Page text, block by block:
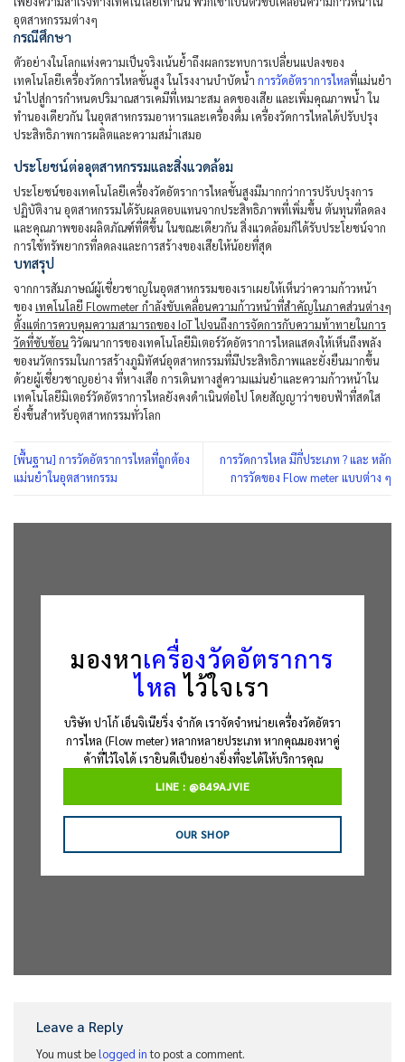
อุตสาหกรรมต่างๆ
กรณีศึกษา
ตัวอย่างในโลกแห่งความเป็นจริงเน้นย้ำถึงผลกระทบการเปลี่ยนแปลงของ
เทคโนโลยีเครื่องวัดการไหลขั้นสูง ในโรงงานบำบัดน้ำ การวัดอัตราการไหลที่แม่นยำ
นำไปสู่การกำหนดปริมาณสารเคมีที่เหมาะสม ลดของเสีย และเพิ่มคุณภาพน้ำ ใน
ทำนองเดียวกัน ในอุตสาหกรรมอาหารและเครื่องดื่ม เครื่องวัดการไหลได้ปรับปรุง
ประสิทธิภาพการผลิตและความสม่ำเสมอ
ประโยชน์ต่ออุตสาหกรรมและสิ่งแวดล้อม
ประโยชน์ของเทคโนโลยีเครื่องวัดอัตราการไหลขั้นสูงมีมากกว่าการปรับปรุงการ
ปฏิบัติงาน อุตสาหกรรมได้รับผลตอบแทนจากประสิทธิภาพที่เพิ่มขึ้น ต้นทุนที่ลดลง
และคุณภาพของผลิตภัณฑ์ที่ดีขึ้น ในขณะเดียวกัน สิ่งแวดล้อมก็ได้รับประโยชน์จาก
การใช้ทรัพยากรที่ลดลงและการสร้างของเสียให้น้อยที่สุด
บทสรุป
จากการสัมภาษณ์ผู้เชี่ยวชาญในอุตสาหกรรมของเราเผยให้เห็นว่าความก้าวหน้า
ของ เทคโนโลยี Flowmeter กำลังขับเคลื่อนความก้าวหน้าที่สำคัญในภาคส่วนต่างๆ
ตั้งแต่การควบคุมความสามารถของ IoT ไปจนถึงการจัดการกับความท้าทายในการ
วัดที่ซับซ้อนวิวัฒนาการของเทคโนโลยีมิเตอร์วัดอัตราการไหลแสดงให้เห็นถึงพลัง
ของนวัตกรรมในการสร้างภูมิทัศน์อุตสาหกรรมที่มีประสิทธิภาพและยั่งยืนมากขึ้น
ด้วยผู้เชี่ยวชาญอย่าง ที่หางเสือ การเดินทางสู่ความแม่นยำและความก้าวหน้าใน
เทคโนโลยีมิเตอร์วัดอัตราการไหลยังคงดำเนินต่อไป โดยสัญญาว่าขอบฟ้าที่สดใส
ยิ่งขึ้นสำหรับอุตสาหกรรมทั่วโลก
[พื้นฐาน] การวัดอัตราการไหลที่ถูกต้อง
แม่นยำในอุตสาหกรรม
การวัดการไหล มีกี่ประเภท ? และ หลัก
การวัดของ Flow meter แบบต่าง ๆ
มองหาเครื่องวัดอัตราการ
ไหล ไว้ใจเรา
บริษัท ปาโก้ เอ็นจิเนียริ่ง จำกัด เราจัดจำหน่ายเครื่องวัดอัตรา
การไหล (Flow meter) หลากหลายประเภท หากคุณมองหาคู่
ค้าที่ไว้ใจได้ เรายินดีเป็นอย่างยิ่งที่จะได้ให้บริการคุณ
LINE : @849AJVIE
OUR SHOP
Leave a Reply
You must belogged into post a comment.